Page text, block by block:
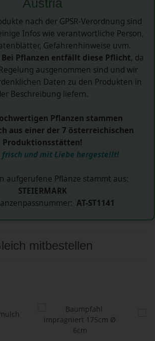
Austria
nach der GPSR-Verordnung sind
Infos wie verantwortliche Person,
Gefahrenhinweise uvm.
Bei Pflanzen entfällt diese Pflicht, da
ausgenommen sind und wir
Daten zu den Produkten in
Beschreibung liefern.
Pflanzen stammen
aus einer der 7 österreichischen
Produktionsstätten!
frisch und mit Liebe hergestellt!
aufgerufene Pflanze stammt aus:
STEIERMARK
AT-ST1141
mitbestellen